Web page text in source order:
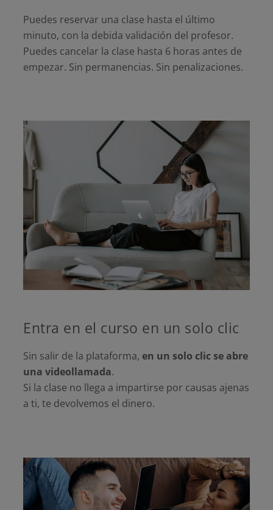
Puedes reservar una clase hasta el último
minuto, con la debida validación del profesor.
Puedes cancelar la clase hasta 6 horas antes de
empezar. Sin permanencias. Sin penalizaciones.
Entra en el curso en un solo clic
Sin salir de la plataforma, en un solo clic se abre
una videollamada.
Si la clase no llega a impartirse por causas ajenas
a ti, te devolvemos el dinero.